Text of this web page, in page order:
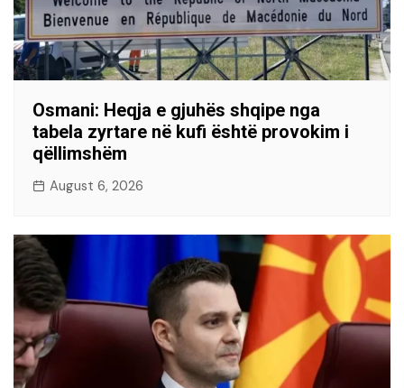
Osmani: Heqja e gjuhës shqipe nga
tabela zyrtare në kufi është provokim i
qëllimshëm
August 6, 2026